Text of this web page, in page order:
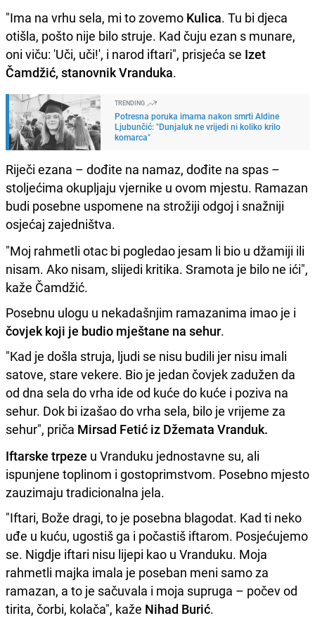
"Ima na vrhu sela, mi to zovemo Kulica. Tu bi djeca
otišla, pošto nije bilo struje. Kad čuju ezan s munare,
oni viču: 'Uči, uči!', i narod iftari", prisjeća se Izet
Čamdžić, stanovnik Vranduka.
TRENDING
Potresna poruka imama nakon smrti Aldine
Ljubunčić: "Dunjaluk ne vrijedi ni koliko krilo
komarca"
Riječi ezana – dođite na namaz, dođite na spas –
stoljećima okupljaju vjernike u ovom mjestu. Ramazan
budi posebne uspomene na strožiji odgoj i snažniji
osjećaj zajedništva.
"Moj rahmetli otac bi pogledao jesam li bio u džamiji ili
nisam. Ako nisam, slijedi kritika. Sramota je bilo ne ići",
kaže Čamdžić.
Posebnu ulogu u nekadašnjim ramazanima imao je i
čovjek koji je budio mještane na sehur.
"Kad je došla struja, ljudi se nisu budili jer nisu imali
satove, stare vekere. Bio je jedan čovjek zadužen da
od dna sela do vrha ide od kuće do kuće i poziva na
sehur. Dok bi izašao do vrha sela, bilo je vrijeme za
sehur", priča Mirsad Fetić iz Džemata Vranduk.
Iftarske trpeze u Vranduku jednostavne su, ali
ispunjene toplinom i gostoprimstvom. Posebno mjesto
zauzimaju tradicionalna jela.
"Iftari, Bože dragi, to je posebna blagodat. Kad ti neko
uđe u kuću, ugostiš ga i počastiš iftarom. Posjećujemo
se. Nigdje iftari nisu lijepi kao u Vranduku. Moja
rahmetli majka imala je poseban meni samo za
ramazan, a to je sačuvala i moja supruga – počev od
tirita, čorbi, kolača", kaže Nihad Burić.